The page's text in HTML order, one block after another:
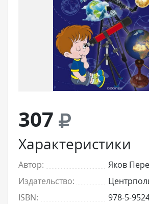
307
Характеристики
Автор:
Яков
Издательство:
ISBN:
978-5-